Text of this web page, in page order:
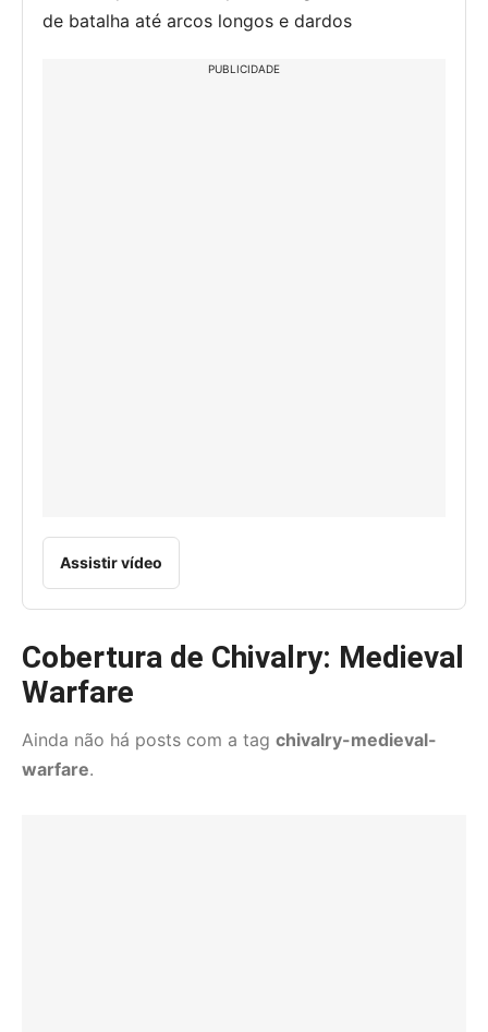
de batalha até arcos longos e dardos
PUBLICIDADE
Assistir vídeo
Cobertura de Chivalry: Medieval
Warfare
Ainda não há posts com a tag chivalry-medieval-
warfare.